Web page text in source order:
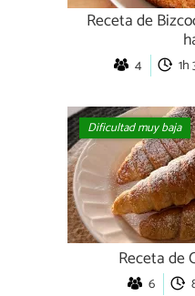
Receta de
4
Dificultad muy baja
Receta de
6